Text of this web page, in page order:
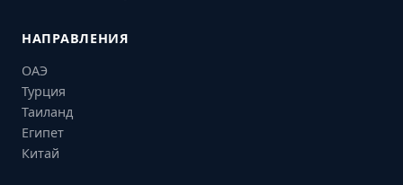
НАПРАВЛЕНИЯ
ОАЭ
Турция
Таиланд
Египет
Китай